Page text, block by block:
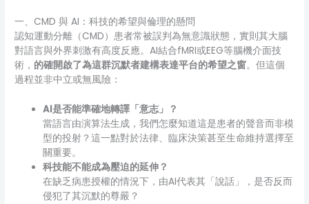
一、CMD 與 AI：科技的希望與倫理的懸問
認知運動分離（CMD）患者常被誤判為無意識狀態，實則其大腦
對語言與外界刺激有高度反應。AI結合fMRI或EEG等腦機介面技
術， 的確開啟了為這群沉默者建構表達平台的希望之窗。但這個
過程並非中立或無風險：
AI是否能準確地轉譯「意志」？
當語言由演算法生成，我們怎麼知道這是患者的聲音而非模
型的投射？這一點對於法律、臨床決策甚至生命維持選擇至
關重要。
科技能不能成為壓迫的延伸？
在缺乏病患授權的情況下，由AI代表其「說話」，是否反而
侵犯了其沉默的尊嚴？